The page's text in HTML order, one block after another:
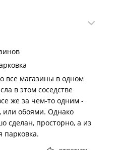
"
мебели "
мебели "
";
";
ВЛ
";
Корпорация уюта
все магазины в одном
в этом соседстве
же за чем-то одним -
или обоями. Однако
сделан, просторно, а из
парковка.